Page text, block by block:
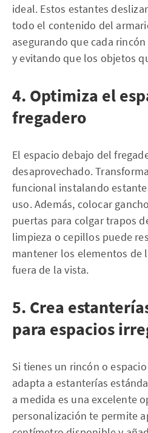
ideal. Estos estantes
todo el contenido del
asegurando que cada
y evitando que los objetos
4. Optimiza el
fregadero
El espacio debajo del
desaprovechado.
funcional instalando
uso. Además, colocar
puertas para colgar trapos
limpieza o cepillos puede
mantener los elementos de
fuera de la vista.
5. Crea
para espacios
Si tienes un rincón o
adapta a estanterías
a medida es una excelente
personalización te permite